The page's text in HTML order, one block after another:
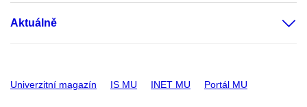
Aktuálně
Univerzitní magazín IS MU INET MU Portál MU